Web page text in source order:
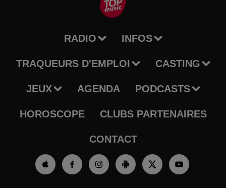
RADIO INFOS
TRAQUEURS D'EMPLOI CASTING
JEUX AGENDA PODCASTS
HOROSCOPE CLUBS PARTENAIRES
CONTACT